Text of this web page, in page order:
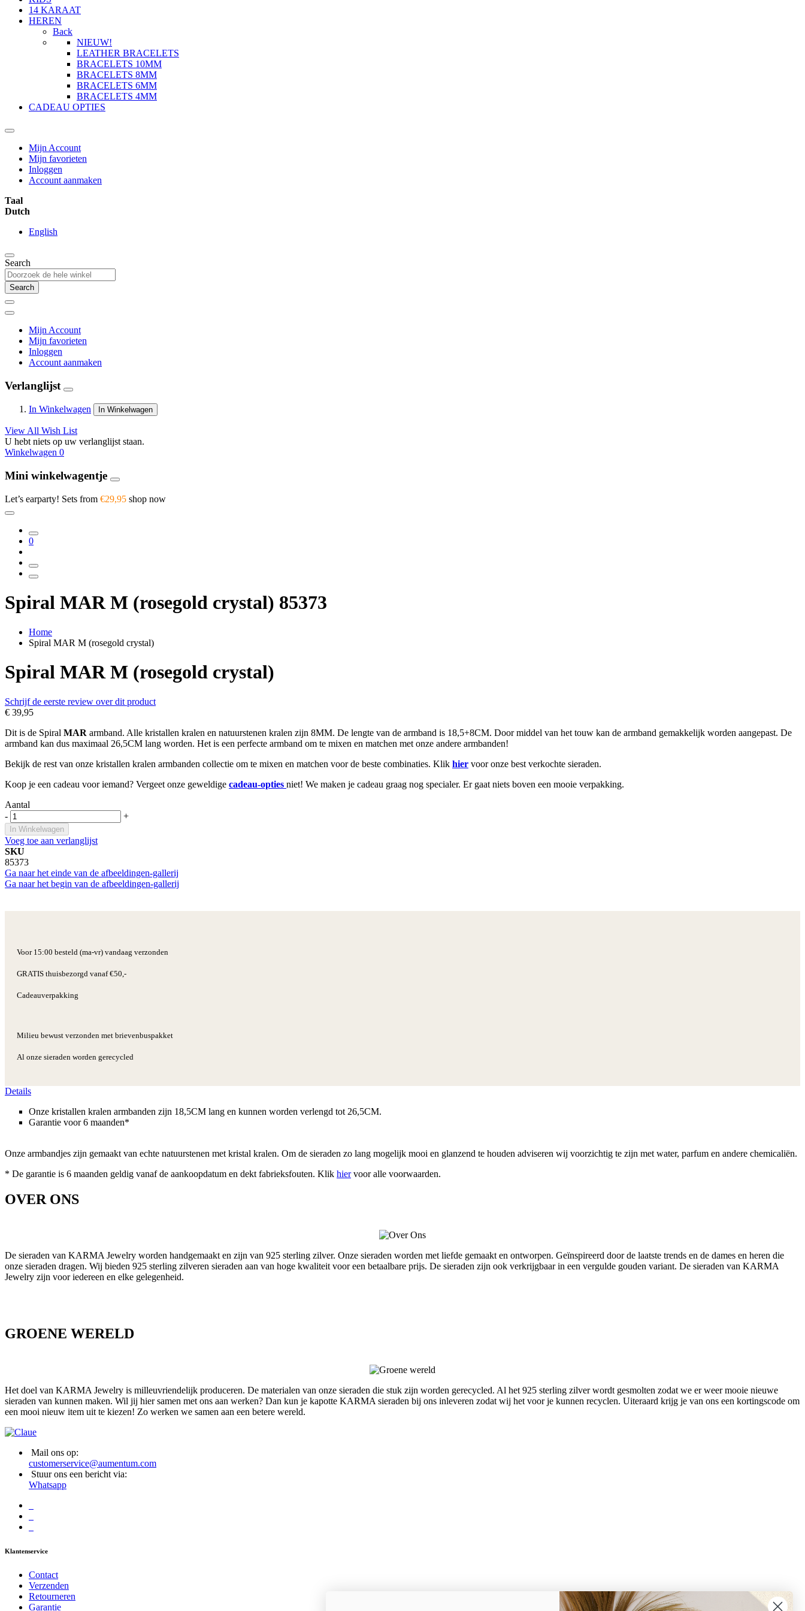
14 KARAAT
HEREN
Back
NIEUW!
LEATHER BRACELETS
BRACELETS 10MM
BRACELETS 8MM
BRACELETS 6MM
BRACELETS 4MM
CADEAU OPTIES
Mijn Account
Mijn favorieten
Inloggen
Account aanmaken
Taal
Dutch
English
Search
Search
Mijn Account
Mijn favorieten
Inloggen
Account aanmaken
Verlanglijst
In Winkelwagen In Winkelwagen
View All Wish List
U hebt niets op uw verlanglijst staan.
Winkelwagen 0
Mini winkelwagentje
Let’s earparty! Sets from €29,95 shop now
0
Spiral MAR M (rosegold crystal) 85373
Home
Spiral MAR M (rosegold crystal)
Spiral MAR M (rosegold crystal)
Schrijf de eerste review over dit product
€ 39,95
Dit is de Spiral MAR armband. Alle kristallen kralen en natuurstenen kralen zijn 8MM. De lengte van de armband is 18,5+8CM. Door middel van het touw kan de armband gemakkelijk worden aangepast. De
armband kan dus maximaal 26,5CM lang worden. Het is een perfecte armband om te mixen en matchen met onze andere armbanden!
Bekijk de rest van onze kristallen kralen armbanden collectie om te mixen en matchen voor de beste combinaties. Klik hier voor onze best verkochte sieraden.
Koop je een cadeau voor iemand? Vergeet onze geweldige cadeau-opties niet! We maken je cadeau graag nog specialer. Er gaat niets boven een mooie verpakking.
Aantal
-
+
In Winkelwagen
Voeg toe aan verlanglijst
SKU
85373
Ga naar het einde van de afbeeldingen-gallerij
Ga naar het begin van de afbeeldingen-gallerij
Voor 15:00 besteld (ma-vr) vandaag verzonden
GRATIS thuisbezorgd vanaf €50,-
Cadeauverpakking
Milieu bewust verzonden met brievenbuspakket
Al onze sieraden worden gerecycled
Details
Onze kristallen kralen armbanden zijn 18,5CM lang en kunnen worden verlengd tot 26,5CM.
Garantie voor 6 maanden*
Onze armbandjes zijn gemaakt van echte natuurstenen met kristal kralen. Om de sieraden zo lang mogelijk mooi en glanzend te houden adviseren wij voorzichtig te zijn met water, parfum en andere chemicaliën.
* De garantie is 6 maanden geldig vanaf de aankoopdatum en dekt fabrieksfouten. Klik hiervoor alle voorwaarden.
OVER ONS
De sieraden van KARMA Jewelry worden handgemaakt en zijn van 925 sterling zilver. Onze sieraden worden met liefde gemaakt en ontworpen. Geïnspireerd door de laatste trends en de dames en heren die
onze sieraden dragen. Wij bieden 925 sterling zilveren sieraden aan van hoge kwaliteit voor een betaalbare prijs. De sieraden zijn ook verkrijgbaar in een vergulde gouden variant. De sieraden van KARMA
Jewelry zijn voor iedereen en elke gelegenheid.
GROENE WERELD
Het doel van KARMA Jewelry is milleuvriendelijk produceren. De materialen van onze sieraden die stuk zijn worden gerecycled. Al het 925 sterling zilver wordt gesmolten zodat we er weer mooie nieuwe
sieraden van kunnen maken. Wil jij hier samen met ons aan werken? Dan kun je kapotte KARMA sieraden bij ons inleveren zodat wij het voor je kunnen recyclen. Uiteraard krijg je van ons een kortingscode om
een mooi nieuw item uit te kiezen! Zo werken we samen aan een betere wereld.
Mail ons op:
customerservice@aumentum.com
Stuur ons een bericht via:
Whatsapp
Klantenservice
Contact
Verzenden
Retourneren
Garantie